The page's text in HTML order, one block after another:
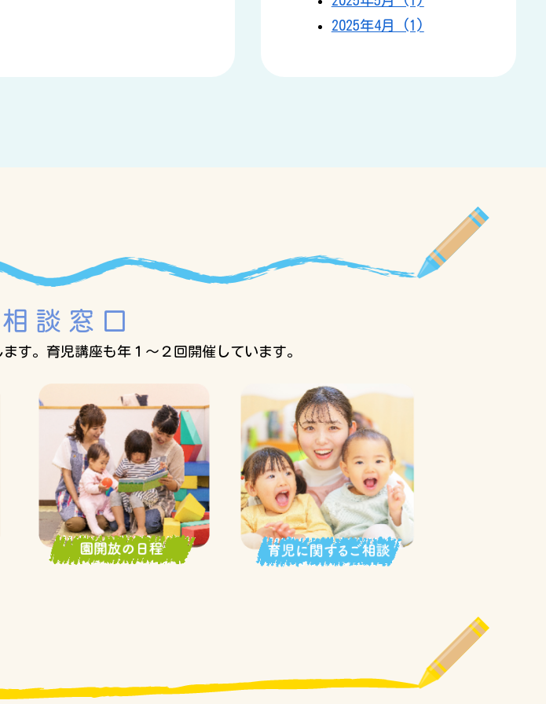
2025年4月 (1)
談窓口
す。 育児講座も年１～２回開催しています。